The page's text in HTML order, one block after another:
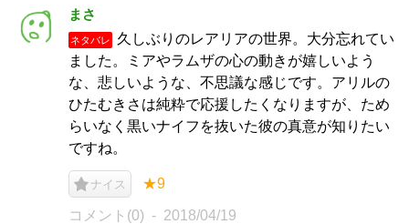
まさ
ネタバレ
久しぶりのレアリアの世界。大分忘れてい
ました。ミアやラムザの心の動きが嬉しいよう
な、悲しいような、不思議な感じです。アリルの
ひたむきさは純粋で応援したくなりますが、ため
らいなく黒いナイフを抜いた彼の真意が知りたい
ですね。
ナイス ★9
コメント(0) 2018/04/19